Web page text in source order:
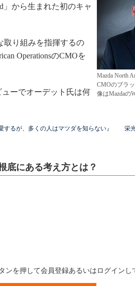
Mazda North
CMOのブラ
像はMazdaの
」から生まれた初のキャ
り組みを指揮するの
OperationsのCMOを
ーでオーデット氏は何
するが、多くの人はマツダを知らない』 栄
にある考え方とは？
を押して会員登録あるいはログインし